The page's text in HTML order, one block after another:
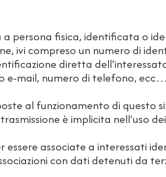
persona fisica, identificata o
ivi compreso un numero di
diretta
e-mail, numero di telefono,
al funzionamento di questo
è implicita nell’uso
associate a interessati
con dati detenuti da